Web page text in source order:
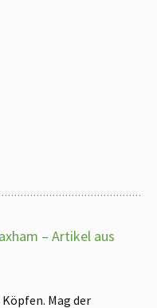
– Artikel aus
Mag der